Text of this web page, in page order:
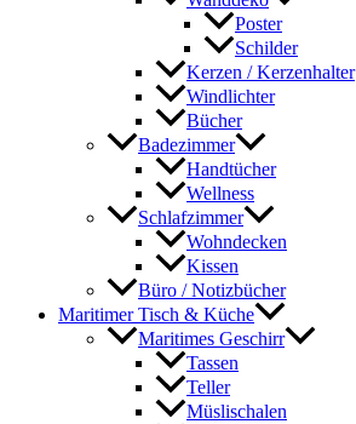
Poster
Schilder
Kerzen / Kerzenhalter
Windlichter
Bücher
Badezimmer
Handtücher
Wellness
Schlafzimmer
Wohndecken
Kissen
Büro / Notizbücher
Maritimer Tisch & Küche
Maritimes Geschirr
Tassen
Teller
Müslischalen